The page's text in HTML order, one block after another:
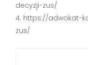
decyzji-zus/
https://adwokat-
zus/